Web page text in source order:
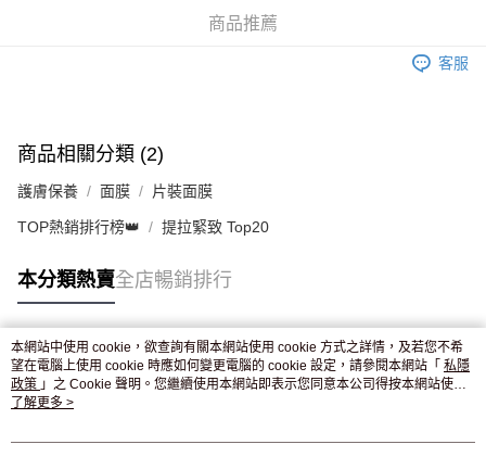
付款後門市自取，訂單確認後2-4個工作天到店，7天內取。逾期後
商品推薦
客服
商品相關分類 (2)
護膚保養 面膜 片裝面膜
TOP熱銷排行榜👑 提拉緊致 Top20
本分類熱賣全店暢銷排行
熱門標籤
熱銷排行
本網站中使用 cookie，欲查詢有關本網站使用 cookie 方式之詳情，及若您不希
望在電腦上使用 cookie 時應如何變更電腦的 cookie 設定，請參閱本網站「 私隱
政策 」之 Cookie 聲明。您繼續使用本網站即表示您同意本公司得按本網站使用
條款之 Cookie 聲明使用 cookie。
了解更多 >